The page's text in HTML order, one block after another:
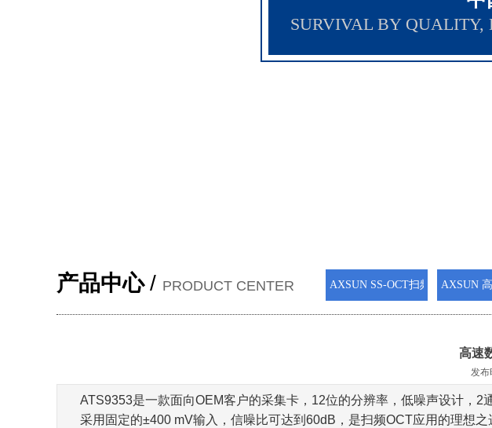
SURVIVAL BY QUALITY,
产品中心/ PRODUCT CENTER AXSUN SS-OCT扫频光源AXSUN
高速
发布
ATS9353是一款面向OEM客户的采集卡，12位的分辨率，低噪声设计，2
采用固定的±400 mV输入，信噪比可达到60dB，是扫频OCT应用的理想